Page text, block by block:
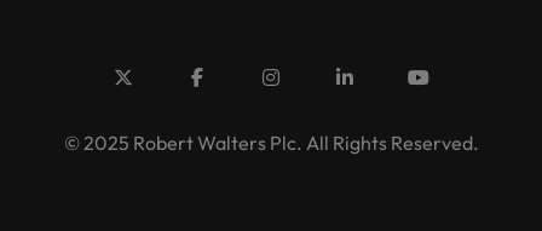
© 2025 Robert Walters Plc. All Rights Reserved.